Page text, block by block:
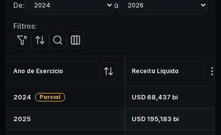
De: à
Filtros:
Ano de Exercício Receita Líquida
2024 Parcial USD 68,437 bi
2025 USD 195,183 bi